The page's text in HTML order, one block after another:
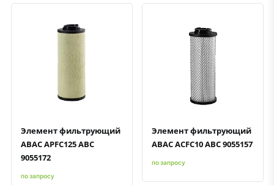
Быстрый просмотрДобавить к сравнению
Элемент фильтрующий
ABAC APFC125 ABC
9055172
по запросу
Быстрый просмотрДобавить к сравнению
Элемент фильтрующий
ABAC ACFC10 ABC 9055157
по запросу